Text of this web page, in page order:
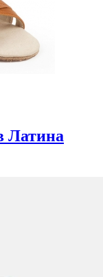
Латина